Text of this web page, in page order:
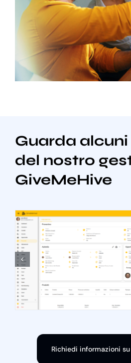
Guarda
del nostro
GiveMeHive
Richiedi informazioni